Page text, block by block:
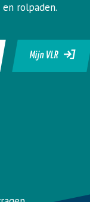
rolpaden.
Mijn VLR